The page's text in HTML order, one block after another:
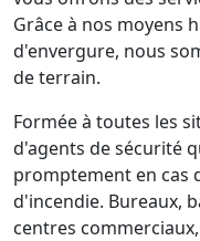
Grâce à nos moyens
d'envergure, nous
de terrain.
Formée à toutes les
d'agents de sécurité
promptement en cas
d'incendie. Bureaux,
centres